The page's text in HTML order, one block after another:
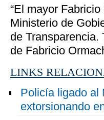
“El mayor
Ministerio de
de Transparencia.
de Fabricio
LINKS
Policía ligado al
extorsionando